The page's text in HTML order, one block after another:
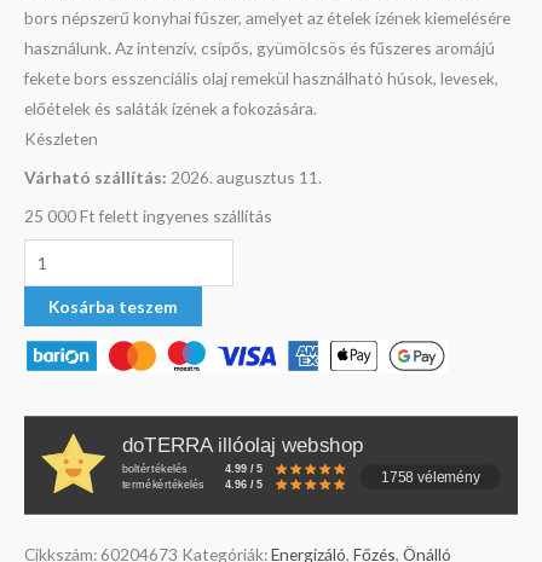
bors népszerű konyhai fűszer, amelyet az ételek ízének kiemelésére
használunk. Az intenzív, csípős, gyümölcsös és fűszeres aromájú
fekete bors esszenciális olaj remekül használható húsok, levesek,
előételek és saláták ízének a fokozására.
Készleten
Várható szállítás: 2026. augusztus 11.
25 000 Ft felett ingyenes szállítás
Kosárba teszem
doTERRA illóolaj webshop
boltértékelés 4.99 / 5
termékértékelés 4.96 / 5 1758 vélemény
Cikkszám: 60204673 Kategóriák:Energizáló, Főzés, Önálló